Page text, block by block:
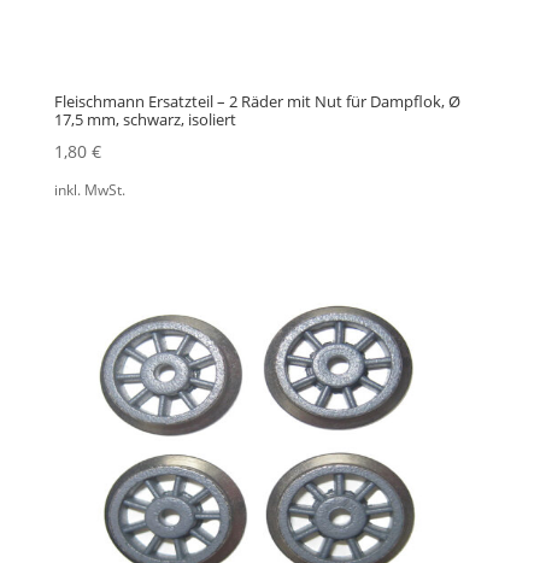
Fleischmann Ersatzteil – 2 Räder mit Nut für Dampflok, Ø
17,5 mm, schwarz, isoliert
1,80 €
inkl. MwSt.